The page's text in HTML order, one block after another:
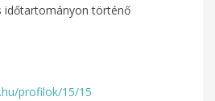
időtartományon történő
profilok/15/15